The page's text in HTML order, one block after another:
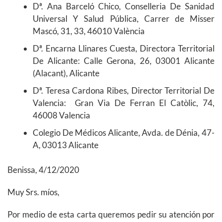
Dª. Ana Barceló Chico, Conselleria De Sanidad
Universal Y Salud Pública, Carrer de Misser
Mascó, 31, 33, 46010 València
Dª. Encarna Llinares Cuesta, Directora Territorial
De Alicante: Calle Gerona, 26, 03001 Alicante
(Alacant), Alicante
Dª. Teresa Cardona Ribes, Director Territorial De
Valencia: Gran Via De Ferran El Catòlic, 74,
46008 Valencia
Colegio De Médicos Alicante, Avda. de Dénia, 47-
A, 03013 Alicante
Benissa, 4/12/2020
Muy Srs. míos,
Por medio de esta carta queremos pedir su atención por